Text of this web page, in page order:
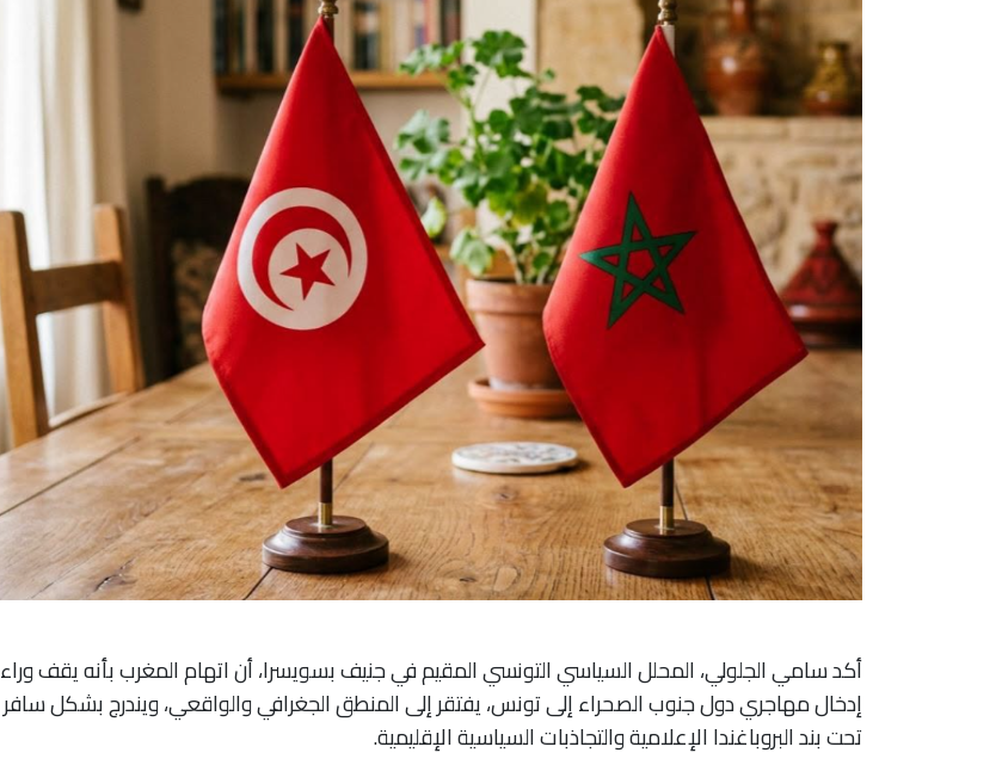
أكد سامي الجلولي، المحلل السياسي التونسي المقيم في جنيف بسويسرا، أن اتهام المغرب بأنه يقف وراء
إدخال مهاجري دول جنوب الصحراء إلى تونس، يفتقر إلى المنطق الجغرافي والواقعي، ويندرج بشكل سافر
تحت بند البروباغندا الإعلامية والتجاذبات السياسية الإقليمية.